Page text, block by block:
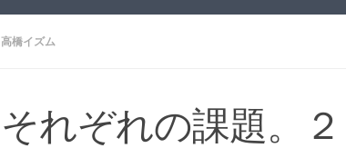
高橋イズム
それぞれの課題。２